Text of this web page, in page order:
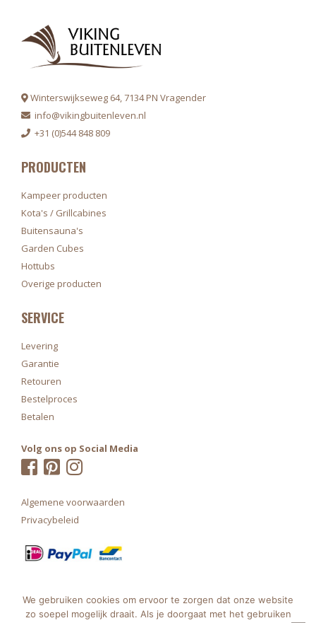
We gebruiken cookies om ervoor te zorgen dat onze website
zo soepel mogelijk draait. Als je doorgaat met het gebruiken
Winterswijkseweg 64, 7134 PN Vragender
info@vikingbuitenleven.nl
+31 (0)544 848 809
PRODUCTEN
Kampeer producten
Kota's / Grillcabines
Buitensauna's
Garden Cubes
Hottubs
Overige producten
SERVICE
Levering
Garantie
Retouren
Bestelproces
Betalen
Volg ons op Social Media
Algemene voorwaarden
Privacybeleid